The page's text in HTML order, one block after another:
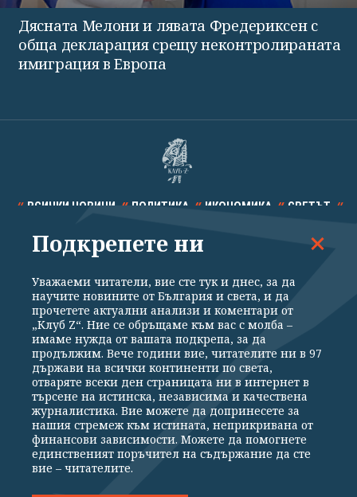
Дясната Мелони и лявата Фредериксен с
обща декларация срещу неконтролираната
имиграция в Европа
ВСИЧКИ НОВИНИ ПОЛИТИКА ИКОНОМИКА СВЕТЪТ
СПОРТ КУЛТУРА ТЕХНОЛОГИИ КАЛЕЙДОСКОП
Общи условия
Политика за поверителност
Реклама
Партньори Контакти
За Клуб Z
Екип
Подкрепете ни
Издател на www.clubz.bg е „Клуб Зебра Медия“ ЕООД, София, ул. "Алеко
Константинов" 3. Всички права запазени 2026 „Клуб Зебра Медия“
Препечатването на материали, снимки и видео от www.clubz.bg без
Подкрепете ни
Уважаеми читатели, вие сте тук и днес, за да
научите новините от България и света, и да
прочетете актуални анализи и коментари от
„Клуб Z“. Ние се обръщаме към вас с молба –
имаме нужда от вашата подкрепа, за да
продължим. Вече години вие, читателите ни в 97
държави на всички континенти по света,
отваряте всеки ден страницата ни в интернет в
търсене на истинска, независима и качествена
журналистика. Вие можете да допринесете за
нашия стремеж към истината, неприкривана от
финансови зависимости. Можете да помогнете
единственият поръчител на съдържание да сте
вие – читателите.